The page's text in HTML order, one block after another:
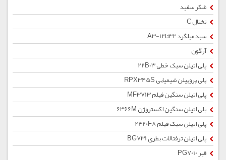
شکر سفید
تختال C
سبد میلگرد 32تا12-A3
آرگون
پلی اتیلن سبک خطی 22B03
پلی پروپیلن شیمیایی RPX345S
پلی اتیلن سنگین فیلم MF3713
پلی اتیلن سنگین اکستروژن 6366M
پلی اتیلن سبک فیلم 2420F8
پلی اتیلن ترفتالات بطری BG731
قیر PG7010